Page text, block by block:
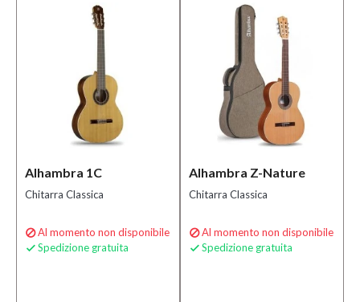
disponibili
Si
Speciali
Alhambra 1C
Chitarra Classica
Al momento non disponibile
 Spedizione gratuita
Alhambra Z-Nature
Chitarra Classica
Al momento non disponibile
 Spedizione gratuita